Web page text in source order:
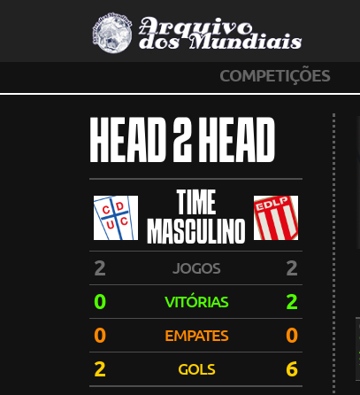
COMPETIÇÕES
HEAD 2 HEAD
TIME
MASCULINO
2 JOGOS
2
0
VITÓRIAS
2
0
EMPATES
0
2
GOLS 6